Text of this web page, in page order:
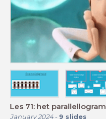
Les 71: het parallellogram
January 2024- 9 slides